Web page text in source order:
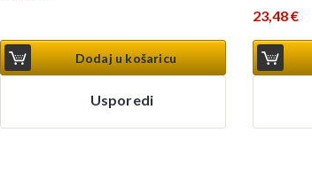
Dodaj u košaricu
Usporedi
23,48€